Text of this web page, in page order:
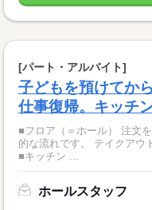
[パート・アルバイト]
子どもを預けてか
仕事復帰。キッチ
■フロア（＝ホール） 注文を伺
的な流れです。 テイクアウ
■キッチン ...
ホールスタッフ